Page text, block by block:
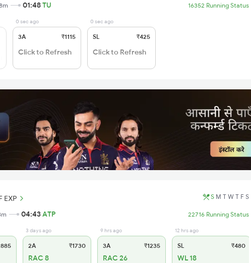
01:48TU 16352 Running Status
0 sec ago
3A ₹1115
Click to Refresh
0 sec ago
SL ₹425
Click to Refresh
EXP S M T W T F S
04:43ATP 22716 Running Status
3 days ago
2A ₹1730
RAC 8
9 hrs ago
3A ₹1235
RAC 26
12 hrs ago
SL ₹480
WL 18